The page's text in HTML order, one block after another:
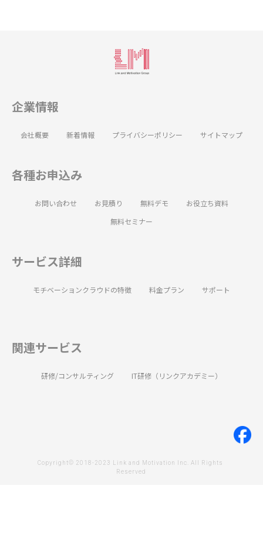
企業情報
会社概要 新着情報 プライバシーポリシー サイトマップ
各種お申込み
お問い合わせ お見積り 無料デモ
お役立ち資料
無料セミナー
サービス詳細
モチベーションクラウドの特徴 料金プラン サポート
関連サービス
研修/コンサルティング IT研修（リンクアカデミー）
Copyright© 2018-2023 Link and Motivation Inc. All Rights
Reserved